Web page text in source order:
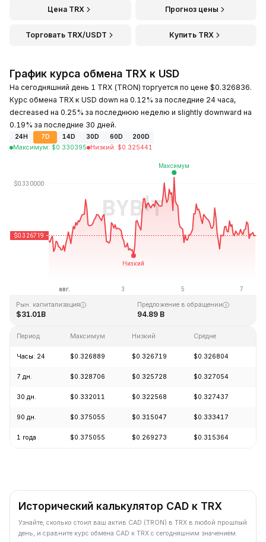
Цена TRX Прогноз цены
Торговать TRX/USDT Купить TRX
График курса обмена TRX к USD
На сегодняшний день 1 TRX (TRON) торгуется по цене $0.326836.
Курс обмена TRX к USD down на 0.12% за последние 24 часа,
decreased на 0.25% за последнюю неделю и slightly downward на
0.19% за последние 30 дней.
24H 7D 14D 30D 60D
200D
Максимум: $0.330395 Низкий: $0.325441
Последнее обновление: 10:59 GMT+0 2026-08-07
Рын. капитализация
$31.01B
Предложение в обращении
94.89 B
Период Максимум Низкий Средне
Часы: 24 $0.326889 $0.326719 $0.326804
7 дн. $0.328706 $0.325728 $0.327054
30 дн. $0.332011 $0.322568 $0.327437
90 дн. $0.375055 $0.315047 $0.333417
1 года $0.375055 $0.269273 $0.315364
Исторический калькулятор CAD к TRX
Узнайте, сколько стоил ваш актив CAD (TRON) в TRX в любой прошлый
день, и сравните курс обмена CAD к TRX с сегодняшним значением.